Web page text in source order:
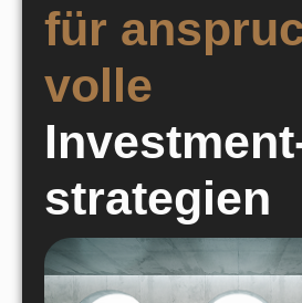
für
volle
strategien